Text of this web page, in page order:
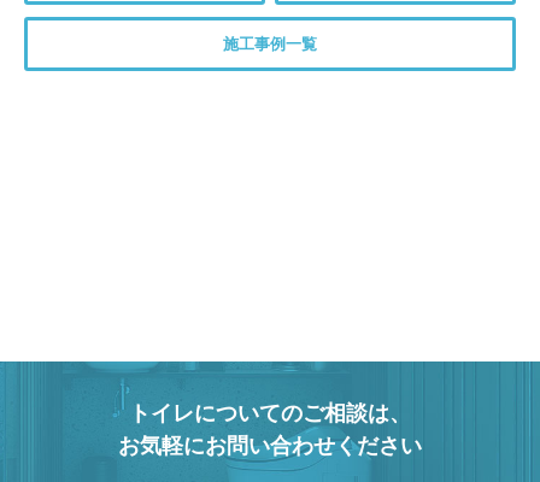
施工事例一覧
トイレについてのご相談は、
お気軽にお問い合わせください